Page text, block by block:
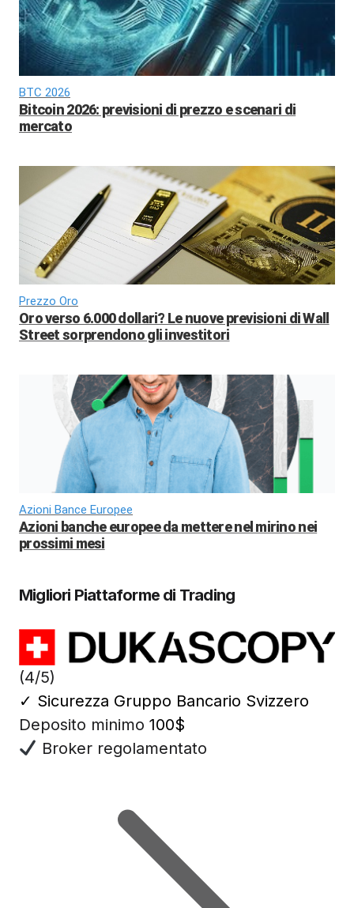
BTC 2026
Bitcoin 2026: previsioni di prezzo e scenari di
mercato
Prezzo Oro
Oro verso 6.000 dollari? Le nuove previsioni di Wall
Street sorprendono gli investitori
Azioni Bance Europee
Azioni banche europee da mettere nel mirino nei
prossimi mesi
Migliori Piattaforme di Trading
(4/5)
✓ Sicurezza Gruppo Bancario Svizzero
Deposito minimo 100$
Broker regolamentato